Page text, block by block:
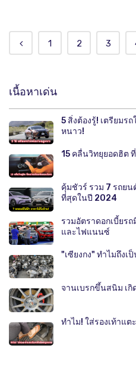
1 2 3
เนื้อหาเด่น
5 สิ่งต้องรู้! เตรียมร
หนาว!
15 คลื่นวิทยุยอดฮิต
คุ้มชัวร์ รวม 7 รถย
ที่สุดในปี 2024
รวมอัตราดอกเบี้ยร
และไฟแนนซ์
"เซียงกง" ทำไมถึงเ
จานเบรกขึ้นสนิม เกิ
ทำไม! ใส่รองเท้าแ